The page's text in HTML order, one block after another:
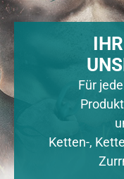
Für
Ketten-,